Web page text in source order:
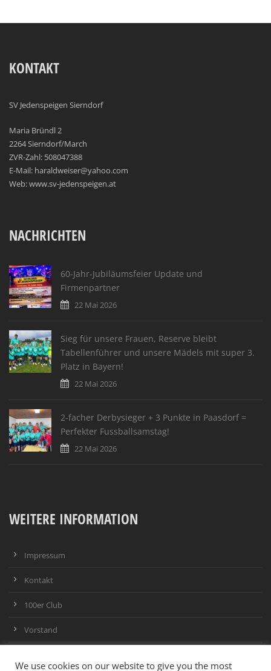
KONTAKT
SV Jedenspeigen Sierndorf
Maria Bründl 2
2264 Sierndorf/March
ZVR-Zahl: 508047388
E-Mail: haraldweiser@yahoo.com
Web: www.sv-jedenspeigen.at
NACHRICHTEN
60-Jahr-Jubiläumsfeier Update und
Firmenpartner
22 Mai 2026
Sieg für unsere Frauen, Reserve bleibt
Tabellenführer und unsere Mädels mit super 3.
Platz in Bayern!
22 Mai 2026
2-facher Derbysieger + 3 Punkte in Paasdorf =
Perfekter Fussballsamstag!
22 Mai 2026
WEITERE INFORMATION
Impressum
Kontakt
100er Club
Vorstand
We use cookies on our website to give you the most